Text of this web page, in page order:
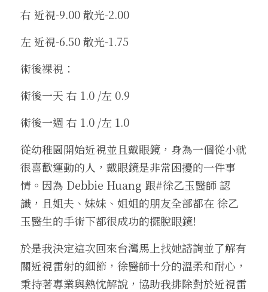
右 近視-9.00 散光-2.00
左 近視-6.50 散光-1.75
術後裸視：
術後一天 右 1.0 /左 0.9
術後一週 右 1.0 /左 1.0
從幼稚園開始近視並且戴眼鏡，身為一個從小就
很喜歡運動的人，戴眼鏡是非常困擾的一件事
情。因為 Debbie Huang 跟#徐乙玉醫師 認
識，且姐夫、妹妹、姐姐的朋友全部都在 徐乙
玉醫生的手術下都很成功的擺脫眼鏡!
於是我決定這次回來台灣馬上找她諮詢並了解有
關近視雷射的細節，徐醫師十分的溫柔和耐心，
秉持著專業與熱忱解說，協助我排除對於近視雷